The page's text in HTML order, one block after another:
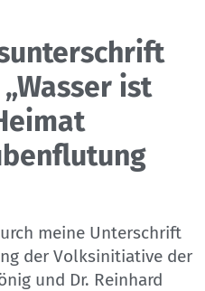
ist
meine Unterschrift
der Volksinitiative der
und Dr. Reinhard